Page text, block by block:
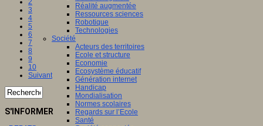
Réalité augmentée
Ressources sciences
Robotique
Technologies
Société
Acteurs des territoires
Ecole et structure
Economie
Ecosystème éducatif
Génération internet
Handicap
Mondialisation
Normes scolaires
Regards sur l’Ecole
Santé
2
3
4
5
6
7
8
9
10
Suivant
S'INFORMER